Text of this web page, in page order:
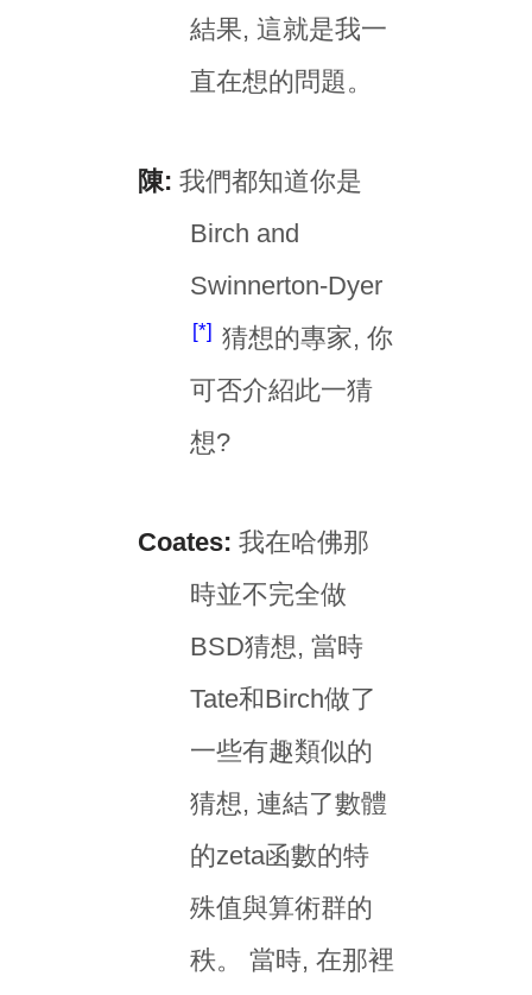
結果, 這就是我一
直在想的問題。
陳: 我們都知道你是
Birch and
Swinnerton-Dyer
*
猜想的專家, 你
可否介紹此一猜
想?
Coates: 我在哈佛那
時並不完全做
BSD猜想, 當時
Tate和Birch做了
一些有趣類似的
猜想, 連結了數體
的zeta函數的特
殊值與算術群的
秩。 當時, 在那裡